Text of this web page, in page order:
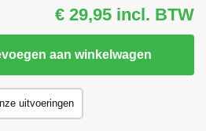
€ 29,95 incl. BTW
aan winkelwagen
uitvoeringen